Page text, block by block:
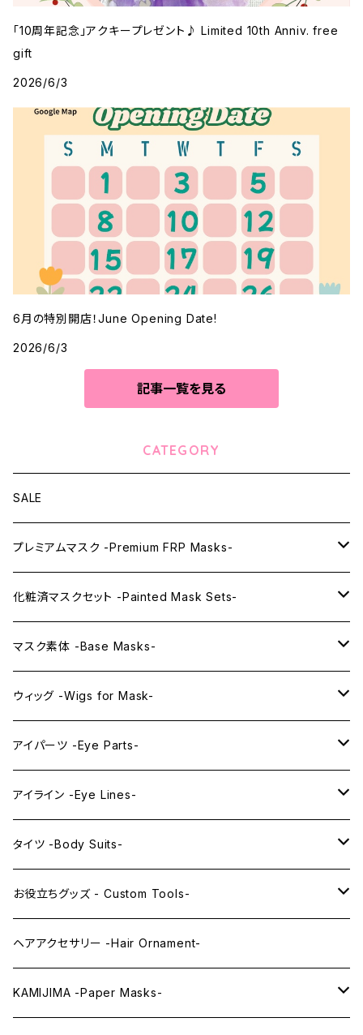
「10周年記念」アクキープレゼント♪ Limited 10th Anniv. free
gift
2026/6/3
6月の特別開店！June Opening Date!
2026/6/3
記事一覧を見る
CATEGORY
SALE
プレミアムマスク -Premium FRP Masks-
KAWAII PREMIUM Mask & Wig Sets
プレミアムマスク素体-Premium base masks-
プレミアムウィッグ -Premium Wigs-
プレミアムレンズアイ -Premium Lens eye-
化粧済マスクセット -Painted Mask Sets-
KAWAII EX series
KAWAII series
IDOL series
PRINCESS series
KAWAII Little series
マスク素体 -Base Masks-
アニメマスク -Anime Masks-
ドールマスク -Doll Masks-
ウィッグ -Wigs for Mask-
ロング -Long-
ミドル -Middle-
アイパーツ -Eye Parts-
レンズアイ -Lens Eyes-
レンズアイ
レンズアイEX
クリスタルアイ -Crystal Eyes-
アイライン -Eye Lines-
アイラインステッカー -Eye Line Stickers-
まゆ毛 -Eyebrows-
まつ毛 -Eyelash-
タイツ -Body Suits-
全身タイツ -Full Body Suits-
上半身タイツ -Upper Body Suits-
お役立ちグッズ - Custom Tools-
カスタム用品 -Custom Tools-
ウィッグメンテナンス -Wig Maintenance-
ヘアアクセサリー -Hair Ornament-
KAMIJIMA -Paper Masks-